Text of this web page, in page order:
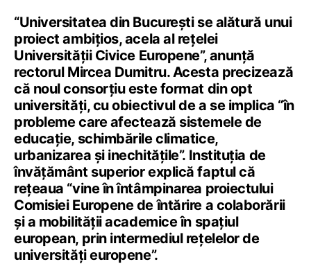
“Universitatea din București se alătură unui
proiect ambițios, acela al rețelei
Universității Civice Europene”, anunță
rectorul Mircea Dumitru. Acesta precizează
că noul consorțiu este format din opt
universități, cu obiectivul de a se implica “în
probleme care afectează sistemele de
educație, schimbările climatice,
urbanizarea și inechitățile”. Instituția de
învățământ superior explică faptul că
rețeaua “vine în întâmpinarea proiectului
Comisiei Europene de întărire a colaborării
și a mobilității academice în spațiul
european, prin intermediul rețelelor de
universități europene”.